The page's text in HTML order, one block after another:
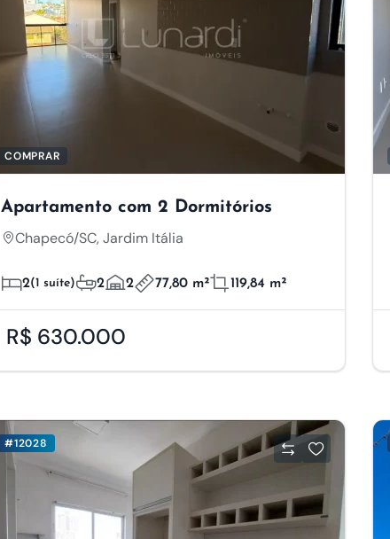
COMPRAR
Apartamento com 2 Dormitórios
Chapecó/SC, Jardim Itália
2(1 suíte) 2 2 77,80 m² 119,84 m²
R$ 630.000
#12028